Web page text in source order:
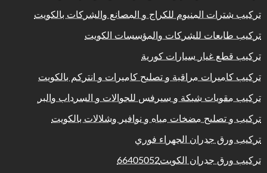
تركيب شترات المنيوم للكراج و المصانع والشركات بالكويت
تركيب طابعات للشركات والمؤسسات الكويت
تركيب قطع غيار سيارات كورية
تركيب كاميرات مراقبة و تصليح كاميرات و انتركم بالكويت
تركيب مقويات شبكة و سيرفس للجوالات و السرداب والبر
تركيب و تصليح مضخات مياه و نوافير وشلالات بالكويت
تركيب ورق جدران الجهراء فوري
تركيب ورق جدران الكويت66405052